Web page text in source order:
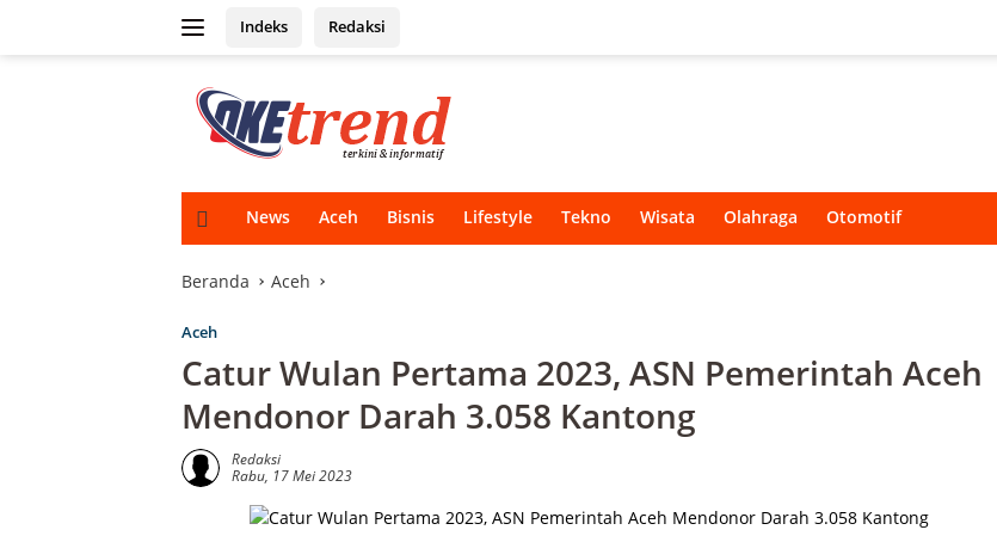
Indeks Redaksi
e
News Aceh Bisnis Lifestyle Tekno Wisata Olahraga Otomotif
Beranda Aceh
Aceh
Catur Wulan Pertama 2023, ASN Pemerintah Aceh
Mendonor Darah 3.058 Kantong
Redaksi
Rabu, 17 Mei 2023